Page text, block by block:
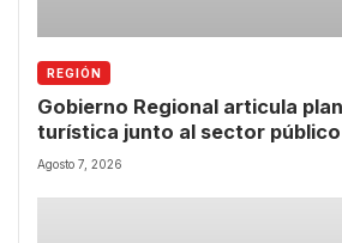
REGIÓN
Gobierno Regional articula
turística junto al sector público
Región de Coquimbo
Agosto 7, 2026